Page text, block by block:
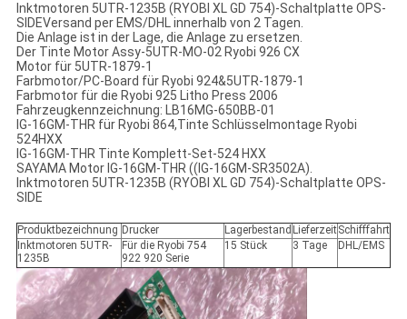
Inktmotoren 5UTR-1235B (RYOBI XL GD 754)-Schaltplatte OPS-
SIDEVersand per EMS/DHL innerhalb von 2 Tagen.
Die Anlage ist in der Lage, die Anlage zu ersetzen.
Der Tinte Motor Assy-5UTR-MO-02 Ryobi 926 CX
Motor für 5UTR-1879-1
Farbmotor/PC-Board für Ryobi 924&5UTR-1879-1
Farbmotor für die Ryobi 925 Litho Press 2006
Fahrzeugkennzeichnung: LB16MG-650BB-01
IG-16GM-THR für Ryobi 864,Tinte Schlüsselmontage Ryobi
524HXX
IG-16GM-THR Tinte Komplett-Set-524 HXX
SAYAMA Motor IG-16GM-THR ((IG-16GM-SR3502A).
Inktmotoren 5UTR-1235B (RYOBI XL GD 754)-Schaltplatte OPS-
SIDE
Produktbezeichnung Drucker Lagerbestand LieferzeitSchifffahrt
Inktmotoren 5UTR-
1235B
Für die Ryobi 754
922 920 Serie
15 Stück 3 Tage DHL/EMS